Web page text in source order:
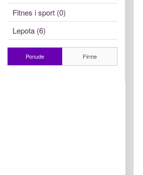
Fitnes i sport (0)
Lepota (6)
Ponude Firme